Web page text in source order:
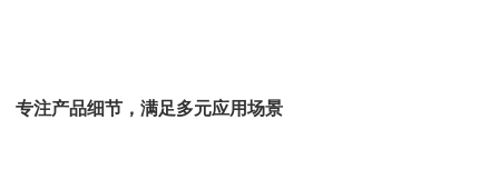
专注产品细节，满足多元应用场景